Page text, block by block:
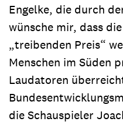
Engelke, die durch
wünsche mir, dass
„treibenden Preis“
Menschen im Süden
Laudatoren
die Schauspieler